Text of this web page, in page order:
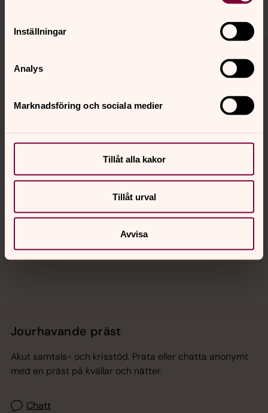
Inställningar
Analys
Marknadsföring och sociala medier
Tillåt alla kakor
Tillåt urval
Avvisa
Kontakt
Kalender
Jourhavande präst
Akut samtals- och krisstöd. Prata eller chatta anonymt
med en präst på kvällar och nätter.
Chatt